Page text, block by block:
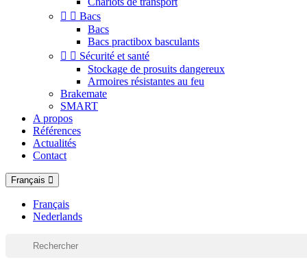
  Bacs
Bacs
Bacs practibox basculants
  Sécurité et santé
Stockage de prosuits dangereux
Armoires résistantes au feu
Brakemate
SMART
A propos
Références
Actualités
Contact
Français
Français
Nederlands